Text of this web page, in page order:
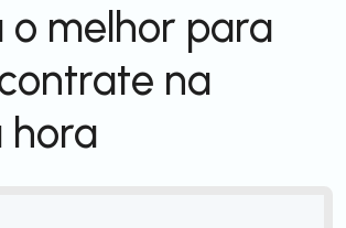
o melhor para
na
hora